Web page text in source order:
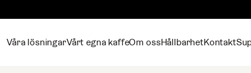
Våra lösningarVårt egna kaffeOm ossHållbarhetKontakt